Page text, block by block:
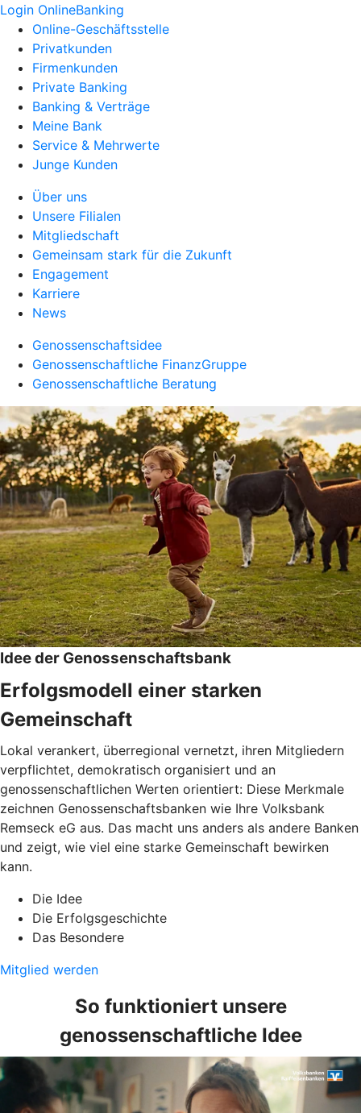
Login OnlineBanking
Online-Geschäftsstelle
Privatkunden
Firmenkunden
Private Banking
Banking & Verträge
Meine Bank
Service & Mehrwerte
Junge Kunden
Über uns
Unsere Filialen
Mitgliedschaft
Gemeinsam stark für die Zukunft
Engagement
Karriere
News
Genossenschaftsidee
Genossenschaftliche FinanzGruppe
Genossenschaftliche Beratung
Idee der Genossenschaftsbank
Erfolgsmodell einer starken
Gemeinschaft
Lokal verankert, überregional vernetzt, ihren Mitgliedern
verpflichtet, demokratisch organisiert und an
genossenschaftlichen Werten orientiert: Diese Merkmale
zeichnen Genossenschaftsbanken wie Ihre Volksbank
Remseck eG aus. Das macht uns anders als andere Banken
und zeigt, wie viel eine starke Gemeinschaft bewirken
kann.
Die Idee
Die Erfolgsgeschichte
Das Besondere
Mitglied werden
So funktioniert unsere
genossenschaftliche Idee